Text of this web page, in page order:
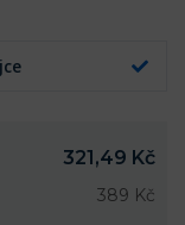
321,49 Kč
389 Kč